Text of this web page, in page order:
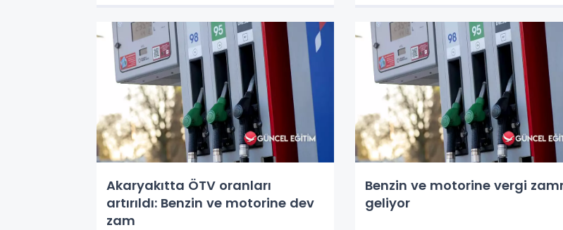
Akaryakıtta ÖTV oranları
artırıldı: Benzin ve motorine dev
zam
Benzin ve motorine vergi
geliyor